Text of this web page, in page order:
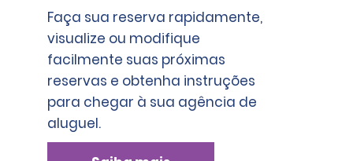
Faça sua reserva rapidamente,
visualize ou modifique
facilmente suas próximas
reservas e obtenha instruções
para chegar à sua agência de
aluguel.